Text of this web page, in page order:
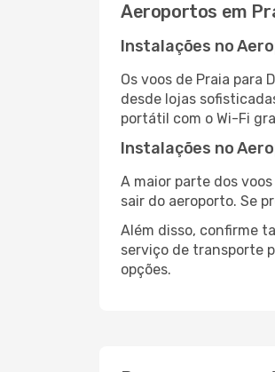
Aeroportos em
Instalações no
Os voos de Praia para
desde lojas
portátil com o Wi-Fi
Instalações no
A maior parte dos
sair do aeroporto. Se
Além disso, confirme
serviço de transporte
opções.